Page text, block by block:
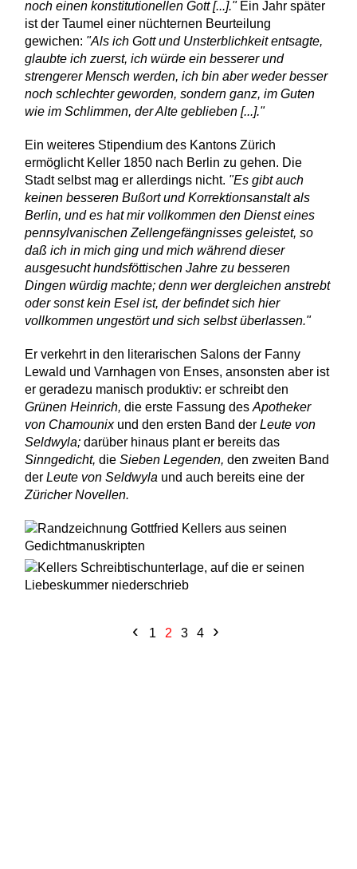
noch einen konstitutionellen Gott [...]."Ein Jahr später
ist der Taumel einer nüchternen Beurteilung
gewichen: "Als ich Gott und Unsterblichkeit entsagte,
glaubte ich zuerst, ich würde ein besserer und
strengerer Mensch werden, ich bin aber weder besser
noch schlechter geworden, sondern ganz, im Guten
wie im Schlimmen, der Alte geblieben [...]."
Ein weiteres Stipendium des Kantons Zürich
ermöglicht Keller 1850 nach Berlin zu gehen. Die
Stadt selbst mag er allerdings nicht. "Es gibt auch
keinen besseren Bußort und Korrektionsanstalt als
Berlin, und es hat mir vollkommen den Dienst eines
pennsylvanischen Zellengefängnisses geleistet, so
daß ich in mich ging und mich während dieser
ausgesucht hundsföttischen Jahre zu besseren
Dingen würdig machte; denn wer dergleichen anstrebt
oder sonst kein Esel ist, der befindet sich hier
vollkommen ungestört und sich selbst überlassen."
Er verkehrt in den literarischen Salons der Fanny
Lewald und Varnhagen von Enses, ansonsten aber ist
er geradezu manisch produktiv: er schreibt den
Grünen Heinrich,die erste Fassung desApotheker
von Chamounixund den ersten Band der Leute von
Seldwyla; darüber hinaus plant er bereits das
Sinngedicht, dieSieben Legenden, den zweiten Band
derLeute von Seldwyla und auch bereits eine der
Züricher Novellen.
‹ 1 2 3 4 ›